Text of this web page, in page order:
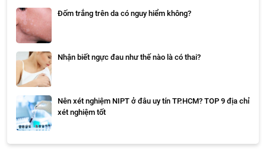
Đốm trắng trên da có nguy hiểm không?
Nhận biết ngực đau như thế nào là có thai?
Nên xét nghiệm NIPT ở đâu uy tín TP.HCM? TOP 9 địa chỉ
xét nghiệm tốt